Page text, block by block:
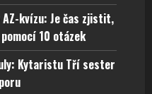
kvízu: Je čas zjistit,
10 otázek
Kytaristu Tří sester